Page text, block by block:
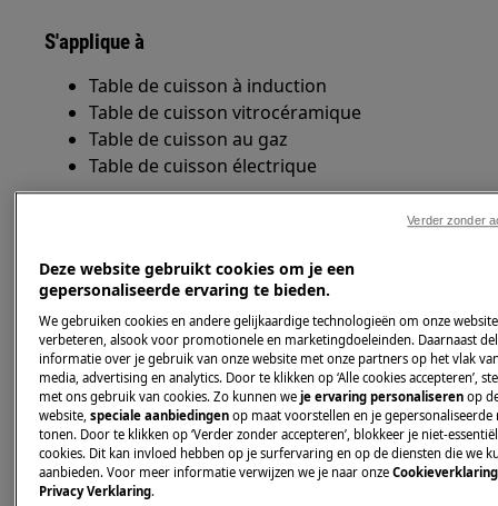
S'applique à
Table de cuisson à induction
Table de cuisson vitrocéramique
Table de cuisson au gaz
Table de cuisson électrique
Mesurez le temps de cuisson comme suit:
Utilisez une casserole en acier qui
s'adapte exactement à la zone de
cuisson.
Assurez-vous que le fond de la
casserole est uniforme en appuyant
une règle contre le fond.
Versez 1 litre d'eau dans la casserole
et mettez le couvercle dessus.
Deze website gebruikt cookies om je een
gepersonaliseerde ervaring te bieden.
We gebruiken cookies en andere gelijkaardige technologieën om onze
verbeteren, alsook voor promotionele en marketingdoeleinden. Daarnaast
informatie over je gebruik van onze website met onze partners op het vlak
media, advertising en analytics. Door te klikken op ‘Alle cookies accepteren’,
met ons gebruik van cookies. Zo kunnen weje ervaring personaliseren op
website,speciale aanbiedingen op maat voorstellen en je gepersonaliseerde
tonen. Door te klikken op ‘Verder zonder accepteren’, blokkeer je niet-
cookies. Dit kan invloed hebben op je surfervaring en op de diensten die we
aanbieden. Voor meer informatie verwijzen we je naar onzeCookieverklaring
Privacy Verklaring.
Verder zonder